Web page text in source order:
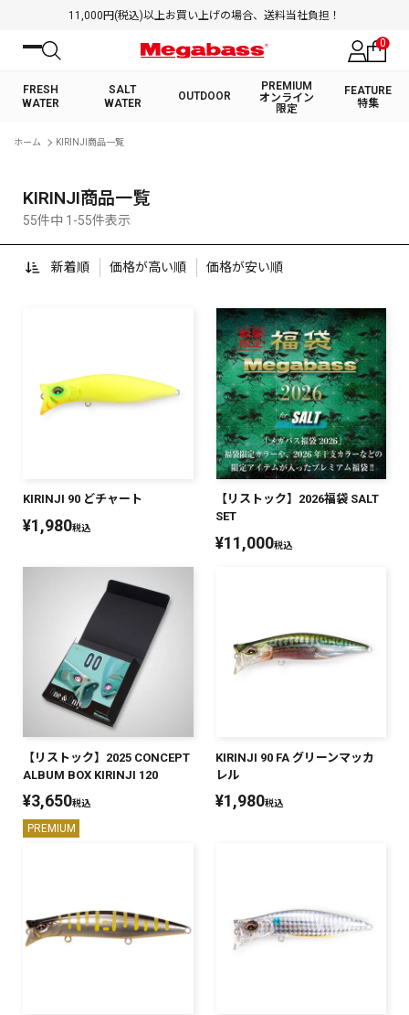
11,000円(税込)以上お買い上げの場合、送料当社負担！
0
FRESH
WATER
SALT
WATER
OUTDOOR
PREMIUM
オンライン
限定
FEATURE
特集
キーワード
FRESH WATER
価格 ¥
在庫
ホーム KIRINJI商品一覧
KIRINJI商品一覧
55件中 1-55件表示
新着順 価格が高い順 価格が安い順
KIRINJI 90 どチャート
¥1,980税込
【リストック】2026福袋 SALT
SET
¥11,000税込
【リストック】2025 CONCEPT
ALBUM BOX KIRINJI 120
¥3,650税込
PREMIUM
KIRINJI 90 FA グリーンマッカ
レル
¥1,980税込